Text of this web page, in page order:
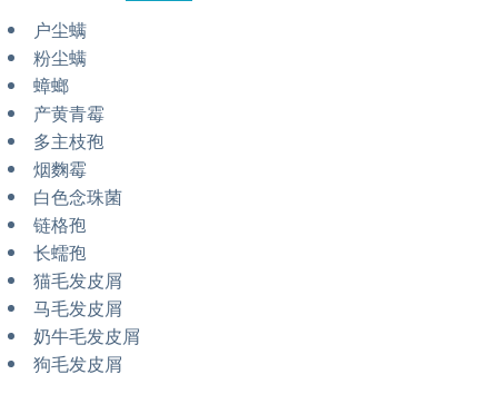
户尘螨
粉尘螨
蟑螂
产黄青霉
多主枝孢
烟麴霉
白色念珠菌
链格孢
长蠕孢
猫毛发皮屑
马毛发皮屑
奶牛毛发皮屑
狗毛发皮屑